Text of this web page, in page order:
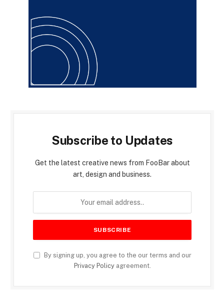
Subscribe to Updates
Get the latest creative news from FooBar about
art, design and business.
By signing up, you agree to the our terms and our
Privacy Policyagreement.